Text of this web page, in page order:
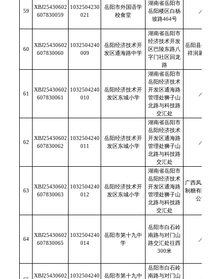
59
XBJ25430602
607830059
1032504230
021
岳阳市外国语学
校食堂
湖南省岳阳市
岳阳楼区白杨
坡路464号
／
60
XBJ25430602
607830060
1032504240
009
岳阳经济技术开
发区通海路中学
湖南省岳阳市
经济技术开发
区巴陵东路八
字门社区回龙
路
岳阳县公田镇
祥润屠宰场
61
XBJ25430602
607830061
1032504240
010
岳阳经济技术开
发区东城小学
湖南省岳阳市
岳阳经济技术
开发区通海路
管理处狮子山
北路与科技路
交汇处
／
62
XBJ25430602
607830062
1032504240
011
岳阳经济技术开
发区东城小学
湖南省岳阳市
岳阳经济技术
开发区通海路
管理处狮子山
北路与科技路
交汇处
／
63
XBJ25430602
607830063
1032504240
012
岳阳经济技术开
发区东城小学
湖南省岳阳市
岳阳经济技术
开发区通海路
管理处狮子山
北路与科技路
交汇处
广西凤糖柳江
制糖有限责任
公司
64
XBJ25430602
607830065
1032504240
014
岳阳市第十九中
学
岳阳市白石岭
南路与对门山
路交汇处往西
300米
／
XBJ25430602 1032504240 岳阳市第十九中
岳阳市白石岭
南路与对门山